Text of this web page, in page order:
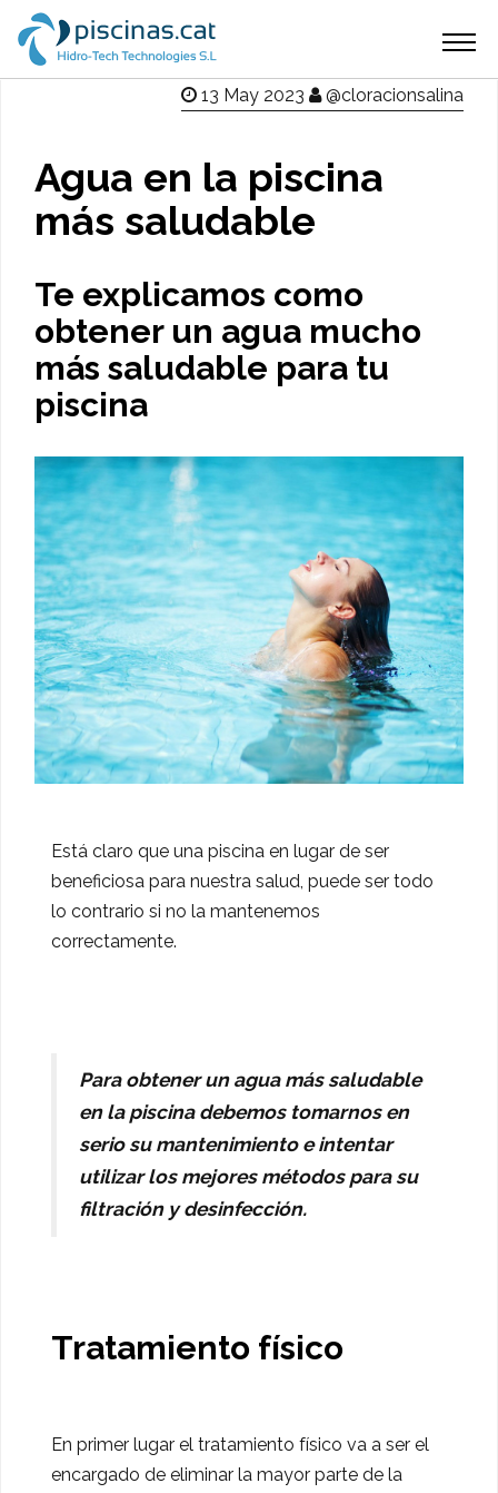
navigation
Blog
Pasar
contenido
13 May 2023 @cloracionsalina
Agua en la piscina
más saludable
Te explicamos como
obtener un agua mucho
más saludable para tu
piscina
Está claro que una piscina en lugar de ser
beneficiosa para nuestra salud, puede ser todo
lo contrario si no la mantenemos
correctamente.
Para obtener un agua más saludable
en la piscina debemos tomarnos en
serio su mantenimiento e intentar
utilizar los mejores métodos para su
filtración y desinfección.
Tratamiento físico
En primer lugar el tratamiento físico va a ser el
encargado de eliminar la mayor parte de la